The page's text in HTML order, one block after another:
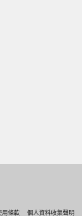
用條款 個人資料收集聲明